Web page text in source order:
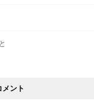
ント